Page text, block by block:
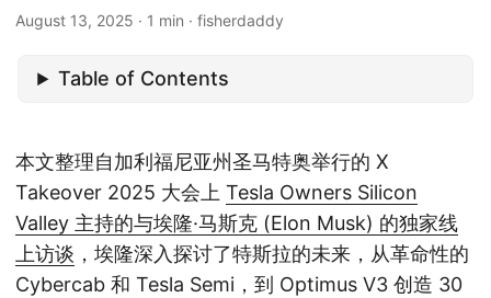
August 13, 2025 · 1 min · fisherdaddy
Table of Contents
本文整理自加利福尼亚州圣马特奥举行的 X
Takeover 2025 大会上 Tesla Owners Silicon
Valley 主持的与埃隆·马斯克 (Elon Musk) 的独家线
上访谈 ，埃隆深入探讨了特斯拉的未来，从革命性的
Cybercab 和 Tesla Semi，到 Optimus V3 创造 30